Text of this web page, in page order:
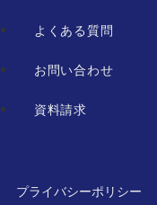
よくある質問
お問い合わせ
資料請求
プライバシーポリシー